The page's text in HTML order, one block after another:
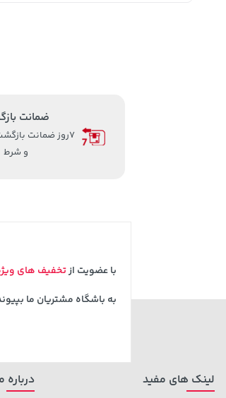
ضمانت
7روز ضمانت
و شرط
با عضویت ازتخفیف های
به باشگاه مشتریان ما
لینک های مفید درباره